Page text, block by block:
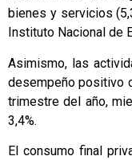
bienes y servicios
Instituto Nacional de
Asimismo, las
desempeño positivo
trimestre del año,
3,4%.
El consumo final